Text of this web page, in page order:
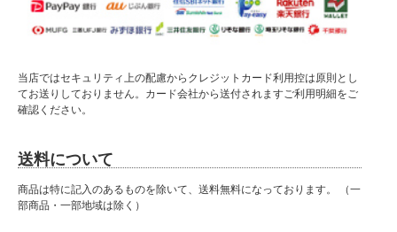
当店ではセキュリティ上の配慮からクレジットカード利用控は原則とし
てお送りしておりません。カード会社から送付されますご利用明細をご
確認ください。
送料について
商品は特に記入のあるものを除いて、送料無料になっております。 （一
部商品・一部地域は除く）